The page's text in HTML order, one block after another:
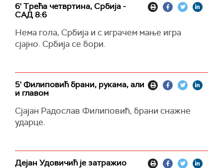
6' Трећа четвртина, Србија -
САД 8:6
Нема гола, Србија и с играчем мање игра
сјајно. Србија се бори.
5' Филиповић брани, рукама, али
и главом
Сјајан Радослав Филиповић, брани снажне
ударце.
Дејан Удовичић је затражио